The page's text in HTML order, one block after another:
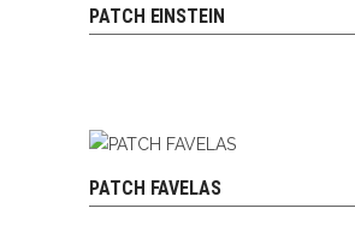
AJOUTER AU PANIER
PATCH EINSTEIN
AJOUTER AU PANIER
PATCH FAVELAS